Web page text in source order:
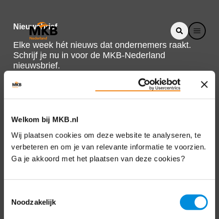
Welkom bij MKB.nl
Wij plaatsen cookies om deze website te analyseren, te
verbeteren en om je van relevante informatie te voorzien.
Ga je akkoord met het plaatsen van deze cookies?
Noodzakelijk
Nieuwsbrief
Elke week hét nieuws dat ondernemers raakt.
Schrijf je nu in voor de MKB-Nederland
nieuwsbrief.
Direct naar
Over ons
Bezuidenhoutseweg 12